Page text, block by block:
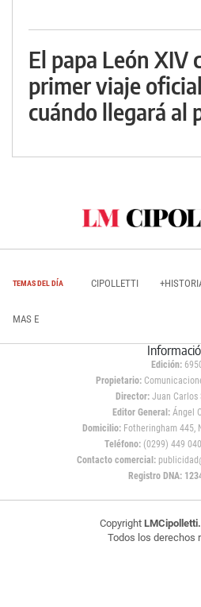
El papa León XIV
primer viaje
cuándo llegará al
TEMAS DEL DÍA CIPOLLETTI
MAS E
Edición:
Propietario:
Director: Juan Carlos
Editor General:Ángel
Domicilio:Fotheringham 445,
Teléfono: (0299) 449
Contacto comercial:
Registro DNA:
Copyright
Todos los derechos